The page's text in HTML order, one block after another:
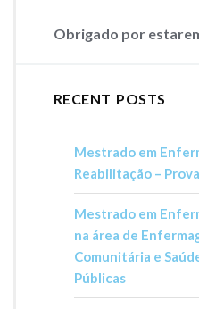
Obrigado por
RECENT POSTS
Mestrado em
Reabilitação –
Mestrado em
na área de
Comunitária e
Públicas